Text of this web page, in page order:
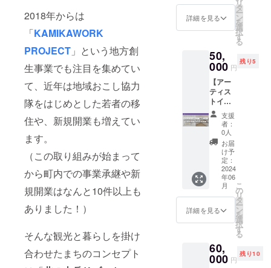
2018年からは
「KAMIKAWORK
PROJECT 」という地方創
生事業でも注目を集めてい
て、近年は地域おこし協力
隊をはじめとした若者の移
住や、新規開業も増えてい
ます。
（この取り組みが始まって
から町内での事業承継や新
規開業はなんと10件以上も
ありました！）
そんな観光と暮らしを掛け
合わせたまちのコンセプト
万が一
宿泊の
許可が
取得で
かった
場合は
ご返
金、も
しくは
ANSHI
NDOの
すぐ近
くにあ
る民宿
をご案
内いた
しま
す。 ※
チケッ
トのお
支払い
にお釣
りはで
のでご
了承く
ださ
金、も
しくは
NDOの
すぐ近
くにあ
る民宿
をご案
内いた
しま
す。
ラベル
に表記
品開封
前には
必ずお
届けの
リター
ンに貼
付され
たラベ
ルや注
意書き
をご確
認くだ
さい。
※ギフト
ボック
容は仕
入れ状
り変更
になる
可能性
力隊OB
で地域
に残っ
ている
方もご
紹介！
元地域
おこし
協力隊
から起
業した
絹張に
も根掘
り葉掘
り聞き
まくり
ましょ
う！
までに
視察に
た方々
からの
は雪が
ふりま
す） ※1
き1名の
参加で
す。お
ふたり
以上の
ご参加
の場合
は別途
リター
ンをご
購入の
上、備
考欄に
同行の
旨ご記
さい。
※当日利
ロープ
ウェ
はお持
ち帰り
［リ
ターン
内容］
・感謝
のお手
紙 ・絹
張が教
える焙
煎体験
・自分
で焙煎
した
コー
ヒー豆
150g ※
有効期
限2025
年5月末
ンにつ
き1名の
地域の
暮らし
を楽し
みつ
仕事も
でき
ちゃう
ワー
ケー
ション
プラン
です！
［リ
ターン
内容］
・感謝
のお手
紙 ・
ANSHI
NDO 3
泊 ・
オフィ
ス、
詳細を見る
リ
タ
ー
ン
を
選
択
す
る
50,
000 円
残り5
【アー
ティス
トイン
レジデ
ンス！1
週間滞
在プラ
ン！】
ANSHI
NDOに
滞在し
なが
ら、
PORTO
内にあ
るギャ
KINCO
での制
作や展
支援
者：
0人
お届
け予
定：
2024
年06
月
詳細を見る
こ
の
リ
タ
ー
ン
を
選
択
す
る
60,
000 円
残り10